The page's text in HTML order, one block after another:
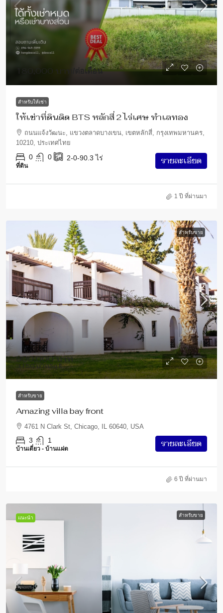
180,000 บาท /ต่อเดือน
สำหรับให้เช่า
ให้เช่าที่ดินติด BTS หลักสี่ 2 ไร่เศษ ทำเลทอง
ถนนแจ้งวัฒนะ, แขวงตลาดบางเขน, เขตหลักสี่, กรุงเทพมหานคร,
10210, ประเทศไทย
0 0 2-0-90.3 ไร่
ที่ดิน
รายละเอียด
1 ปี ที่ผ่านมา
สำหรับขาย
990,000 บาท
3,150 บาท/sq ft
สำหรับขาย
Amazing villa bay front
4761 N Clark St, Chicago, IL 60640, USA
3 1
บ้านเดี่ยว - บ้านแฝด
รายละเอียด
6 ปี ที่ผ่านมา
แนะนำ สำหรับขาย